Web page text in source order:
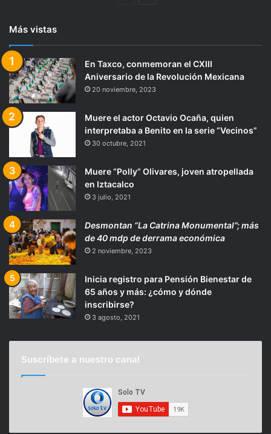
Más vistas
En Taxco, conmemoran el CXIII
Aniversario de la Revolución Mexicana
20 noviembre, 2023
Muere el actor Octavio Ocaña, quien
interpretaba a Benito en la serie “Vecinos”
30 octubre, 2021
Muere “Polly” Olivares, joven atropellada
en Iztacalco
3 julio, 2021
Desmontan “La Catrina Monumental”; más
de 40 mdp de derrama económica
2 noviembre, 2023
Inicia registro para Pensión Bienestar de
65 años y más: ¿cómo y dónde
inscribirse?
3 agosto, 2021
Suscríbete a nuestro canal